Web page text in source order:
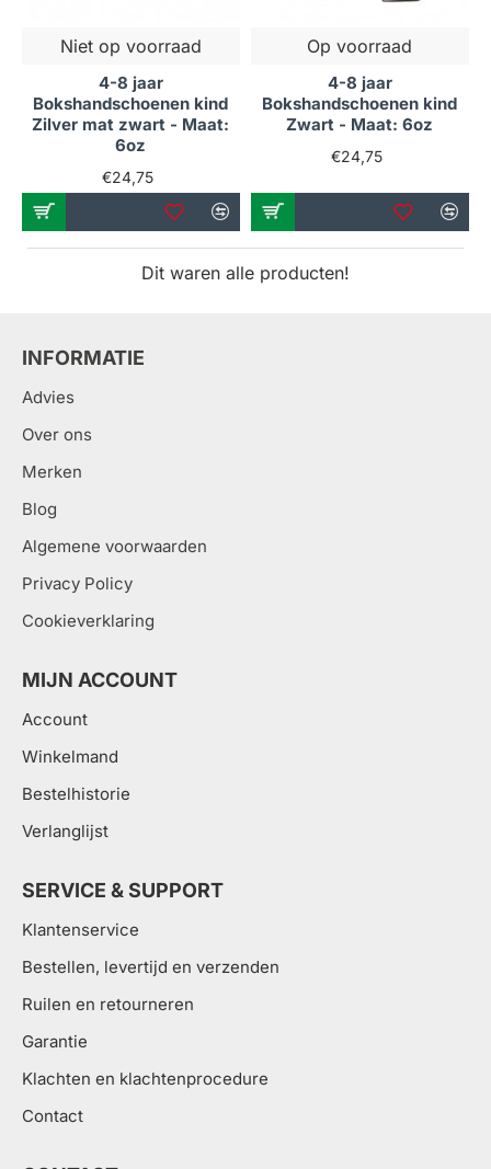
Niet op voorraad
4-8 jaar
Bokshandschoenen kind
Zilver mat zwart - Maat:
6oz
€24,75
Op voorraad
4-8 jaar
Bokshandschoenen kind
Zwart - Maat: 6oz
€24,75
Dit waren alle producten!
INFORMATIE
Advies
Over ons
Merken
Blog
Algemene voorwaarden
Privacy Policy
Cookieverklaring
MIJN ACCOUNT
Account
Winkelmand
Bestelhistorie
Verlanglijst
SERVICE & SUPPORT
Klantenservice
Bestellen, levertijd en verzenden
Ruilen en retourneren
Garantie
Klachten en klachtenprocedure
Contact